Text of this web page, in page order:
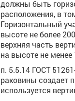
должны быть
расположения, в
Горизонтальный
высоте не более
верхняя часть
на высоте не
п. 5.5.14 ГОСТ
раковины создает
используется